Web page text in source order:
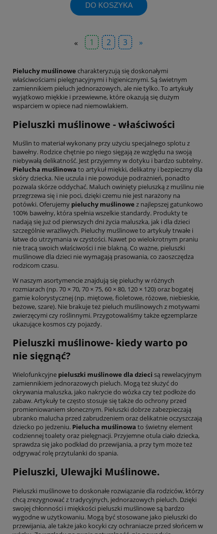
DO KOSZYKA
« 1 2 3 »
Pieluchy muślinowe charakteryzują się doskonałymi
właściwościami pielęgnacyjnymi i higienicznymi. Są świetnym
zamiennikiem pieluch jednorazowych, ale nie tylko. To artykuły
wyjątkowo miękkie i przewiewne, które okazują się dużym
wsparciem w opiece nad niemowlakiem.
Pieluszki muślinowe - właściwości
Muślin to materiał wykonany przy użyciu specjalnego splotu z
bawełny. Rodzice chętnie po niego sięgają ze względu na swoją
niebywałą delikatność. Jest przyjemny w dotyku i bardzo subtelny.
Pielucha muślinowa to artykuł miękki, delikatny i bezpieczny dla
skóry dziecka. Nie uczula i nie powoduje podrażnień, ponadto
pozwala skórze oddychać. Maluch owinięty pieluszką z muślinu nie
przegrzewa się i nie poci, dzięki czemu nie jest narażony na
potówki. Oferujemy pieluchy muślinowe z najlepszej gatunkowo
100% bawełny, która spełnia wszelkie standardy. Produkty te
nadają się już od pierwszych dni życia maluszka, jak i dla dzieci
szczególnie wrażliwych. Pieluchy muślinowe to artykuły trwałe i
łatwe do utrzymania w czystości. Nawet po wielokrotnym praniu
nie tracą swoich właściwości i nie blakną. Co ważne, pieluszki
muślinowe dla dzieci nie wymagają prasowania, co zaoszczędza
rodzicom czasu.
W naszym asortymencie znajdują się pieluchy w różnych
rozmiarach (np. 70 × 70, 70 × 75, 60 × 80, 120 × 120) oraz bogatej
gamie kolorystycznej (np. miętowe, fioletowe, różowe, niebieskie,
beżowe, szare). Nie brakuje też pieluch muślinowych z motywami
zwierzęcymi czy roślinnymi. Przygotowaliśmy także egzemplarze
ukazujące kosmos czy pojazdy.
Pieluszki muślinowe- kiedy warto po
nie sięgnąć?
Wielofunkcyjne pieluszki muślinowe dla dzieci są rewelacyjnym
zamiennikiem jednorazowych pieluch. Mogą też służyć do
okrywania maluszka, jako nakrycie do wózka czy też podłoże do
zabaw. Artykuły te często stosuje się także do ochrony przed
promieniowaniem słonecznym. Pieluszki dobrze zabezpieczają
ubranko malucha przed zabrudzeniem oraz delikatnie oczyszczają
dziecko po jedzeniu. Pielucha muślinowa to świetny element
codziennej toalety oraz pielęgnacji. Przyjemne otula ciało dziecka,
sprawdza się jako podkład do przewijania, a przy tym może też
odgrywać rolę przytulanki do spania.
Pieluszki, Ulewajki Muślinowe.
Pieluszki muślinowe to doskonałe rozwiązanie dla rodziców, którzy
chcą zrezygnować z tradycyjnych, jednorazowych pieluch. Dzięki
swojej chłonności i miękkości pieluszki muślinowe są bardzo
wygodne w użytkowaniu. Mogą być stosowane jako pieluszki do
przewijania, ale także jako kocyki czy ochraniacze przed słońcem w